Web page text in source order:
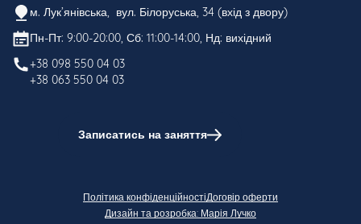
м. Лук’янівська, вул. Білоруська, 34 (вхід з двору)
Пн-Пт: 9:00-20:00, Сб: 11:00-14:00, Нд: вихідний
+38 098 550 04 03
+38 063 550 04 03
Записатись на заняття
Політика конфіденційностіДоговір оферти
Дизайн та розробка: Марія Лучко